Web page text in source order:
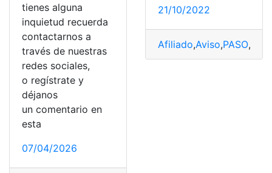
tienes alguna
inquietud recuerda
contactarnos a
través de nuestras
redes sociales,
o regístrate y
déjanos
un comentario en
esta
07/04/2026
21/10/2022
Afiliado,Aviso,PASO,